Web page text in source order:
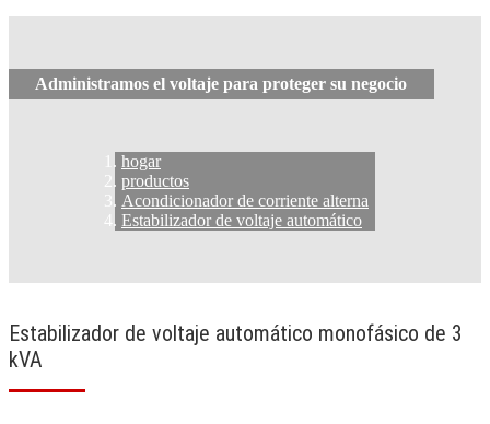
Administramos el voltaje para proteger su negocio
hogar
productos
Acondicionador de corriente alterna
Estabilizador de voltaje automático
Estabilizador de voltaje automático monofásico de 3
kVA